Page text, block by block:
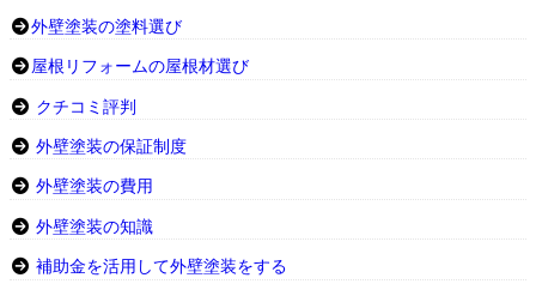
外壁塗装の塗料選び
屋根リフォームの屋根材選び
クチコミ評判
外壁塗装の保証制度
外壁塗装の費用
外壁塗装の知識
補助金を活用して外壁塗装をする